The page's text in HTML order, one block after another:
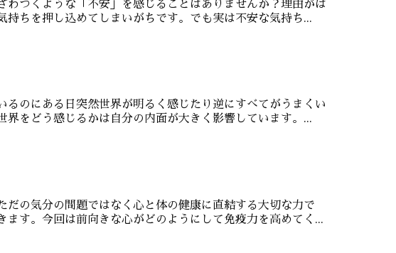
つくような「不安」を感じることはありませんか？理由がは
ちを押し込めてしまいがちです。でも実は不安な気持ち...
のにある日突然世界が明るく感じたり逆にすべてがうまくい
をどう感じるかは自分の内面が大きく影響しています。...
の気分の問題ではなく心と体の健康に直結する大切な力で
す。今回は前向きな心がどのようにして免疫力を高めてく...